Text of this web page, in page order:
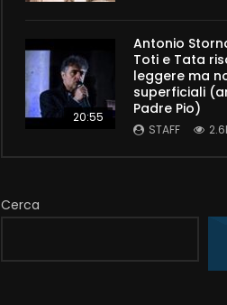
20:55
Antonio
Toti e Tata
leggere ma
superficiali
Padre Pio)
STAFF
Cerca